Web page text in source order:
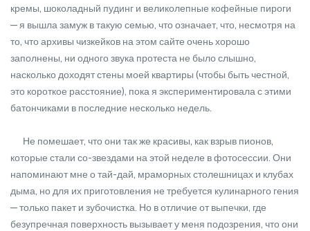
кремы, шоколадный пудинг и великолепные кофейные пироги
— я вышла замуж в такую семью, что означает, что, несмотря на
то, что архивы чизкейков на этом сайте очень хорошо
заполнены, ни одного звука протеста не было слышно,
насколько доходят стены моей квартиры (чтобы быть честной,
это короткое расстояние), пока я экспериментировала с этими
батончиками в последние несколько недель.
Не помешает, что они так же красивы, как взрыв пионов,
которые стали со-звездами на этой неделе в фотосессии. Они
напоминают мне о тай-дай, мраморных столешницах и клубах
дыма, но для их приготовления не требуется кулинарного гения
— только пакет и зубочистка. Но в отличие от выпечки, где
безупречная поверхность вызывает у меня подозрения, что они